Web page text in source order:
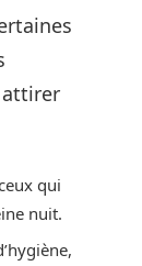
attirer
qui
nuit.